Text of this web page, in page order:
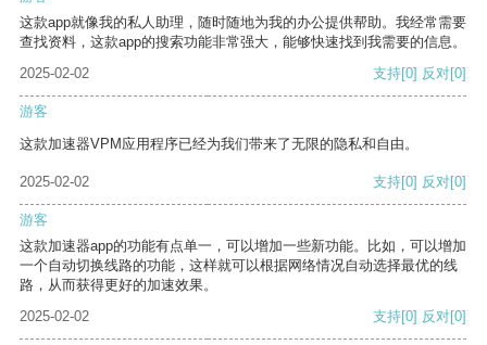
这款app就像我的私人助理，随时随地为我的办公提供帮助。我经常需要
查找资料，这款app的搜索功能非常强大，能够快速找到我需要的信息。
2025-02-02
支持[0] 反对[0]
游客
这款加速器VPM应用程序已经为我们带来了无限的隐私和自由。
2025-02-02 支持[0] 反对[0]
游客
这款加速器app的功能有点单一，可以增加一些新功能。比如，可以增加
一个自动切换线路的功能，这样就可以根据网络情况自动选择最优的线
路，从而获得更好的加速效果。
2025-02-02
支持[0] 反对[0]